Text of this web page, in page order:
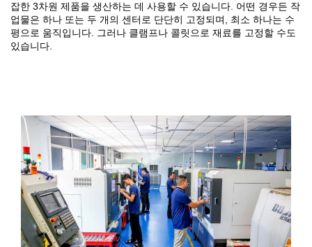
잡한 3차원 제품을 생산하는 데 사용할 수 있습니다. 어떤 경우든 작
업물은 하나 또는 두 개의 센터로 단단히 고정되며, 최소 하나는 수
평으로 움직입니다. 그러나 클램프나 콜릿으로 재료를 고정할 수도
있습니다.